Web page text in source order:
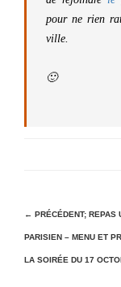
pour ne rien
ville.
🙂
N
a
v
← PRÉCÉDENT; REPAS
PARISIEN – MENU ET
LA SOIRÉE DU 17